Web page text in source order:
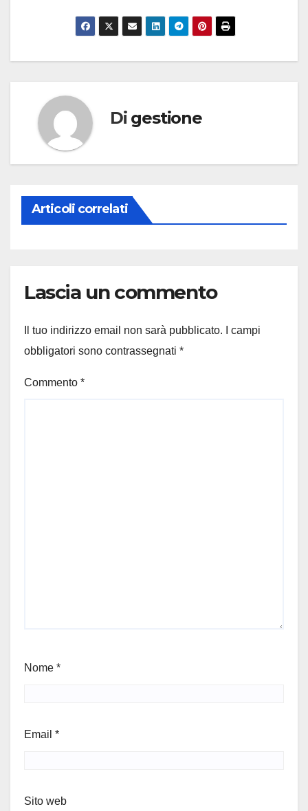
Di gestione
Articoli correlati
Lascia un commento
Il tuo indirizzo email non sarà pubblicato.
I campi
obbligatori sono contrassegnati *
Commento *
Nome *
Email *
Sito web